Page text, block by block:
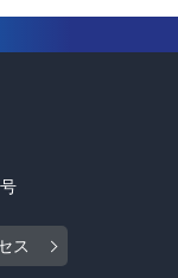
ス